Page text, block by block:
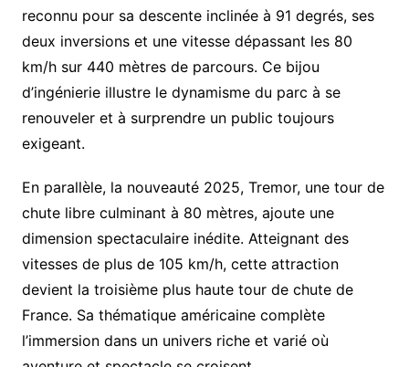
reconnu pour sa descente inclinée à 91 degrés, ses
deux inversions et une vitesse dépassant les 80
km/h sur 440 mètres de parcours. Ce bijou
d’ingénierie illustre le dynamisme du parc à se
renouveler et à surprendre un public toujours
exigeant.
En parallèle, la nouveauté 2025, Tremor, une tour de
chute libre culminant à 80 mètres, ajoute une
dimension spectaculaire inédite. Atteignant des
vitesses de plus de 105 km/h, cette attraction
devient la troisième plus haute tour de chute de
France. Sa thématique américaine complète
l’immersion dans un univers riche et varié où